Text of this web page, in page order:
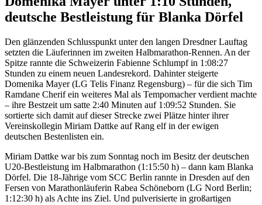
deutsche Bestleistung für Blanka Dörfel
Den glänzenden Schlusspunkt unter den langen Dresdner Lauftag
setzten die Läuferinnen im zweiten Halbmarathon-Rennen. An der
Spitze rannte die Schweizerin Fabienne Schlumpf in 1:08:27
Stunden zu einem neuen Landesrekord. Dahinter steigerte
Domenika Mayer (LG Telis Finanz Regensburg) – für die sich Tim
Ramdane Cherif ein weiteres Mal als Tempomacher verdient machte
– ihre Bestzeit um satte 2:40 Minuten auf 1:09:52 Stunden. Sie
sortierte sich damit auf dieser Strecke zwei Plätze hinter ihrer
Vereinskollegin Miriam Dattke auf Rang elf in der ewigen
deutschen Bestenlisten ein.
Miriam Dattke war bis zum Sonntag noch im Besitz der deutschen
U20-Bestleistung im Halbmarathon (1:15:50 h) – dann kam Blanka
Dörfel. Die 18-Jährige vom SCC Berlin rannte in Dresden auf den
Fersen von Marathonläuferin Rabea Schöneborn (LG Nord Berlin;
1:12:30 h) als Achte ins Ziel. Und pulverisierte in großartigen